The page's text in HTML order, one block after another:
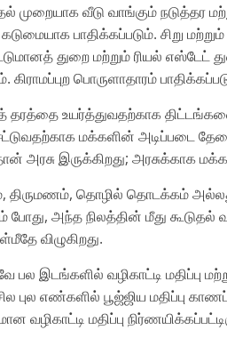
முறையாக வீடு வாங்கும் நடுத்தர
பாதிக்கப்படும். சிறு
துறை மற்றும் ரியல் எஸ்டேட்
பொருளாதாரம்
தரத்தை உயர்த்துவதற்காக
மக்களின் அடிப்படை
அரசு இருக்கிறது; அரசுக்காக
திருமணம், தொழில் தொடக்கம்
அந்த நிலத்தின் மீது கூடுதல்
விழுகிறது.
பல இடங்களில் வழிகாட்டி
புல எண்களில் பூஜ்ஜிய மதிப்பு
வழிகாட்டி மதிப்பு